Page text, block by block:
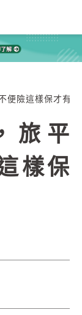
便險這樣保才有
旅平
樣保